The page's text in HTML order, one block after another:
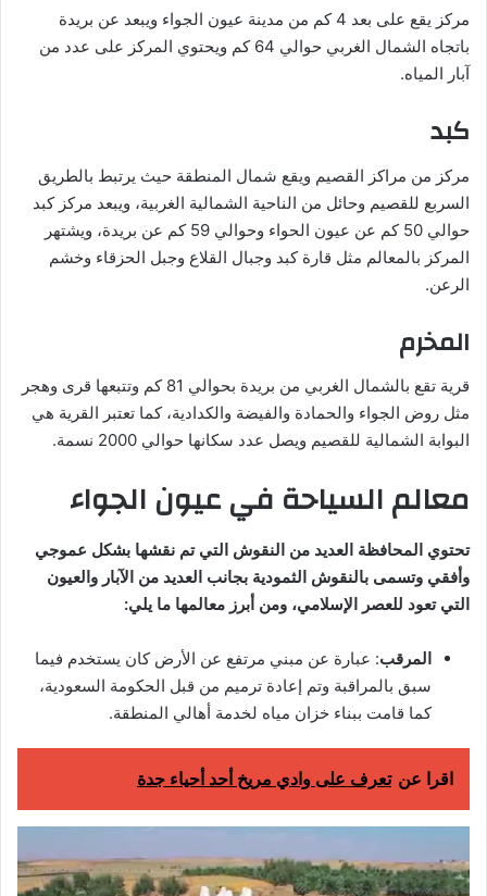
مركز يقع على بعد 4 كم من مدينة عيون الجواء ويبعد عن بريدة
باتجاه الشمال الغربي حوالي 64 كم ويحتوي المركز على عدد من
آبار المياه.
كبد
مركز من مراكز القصيم ويقع شمال المنطقة حيث يرتبط بالطريق
السربع للقصيم وحائل من الناحية الشمالية الغربية، ويبعد مركز كبد
حوالي 50 كم عن عيون الحواء وحوالي 59 كم عن بريدة، ويشتهر
المركز بالمعالم مثل قارة كبد وجبال القلاع وجبل الحزقاء وخشم
الرعن.
المخرم
قرية تقع بالشمال الغربي من بريدة بحوالي 81 كم وتتبعها قرى وهجر
مثل روض الجواء والحمادة والفيضة والكدادية، كما تعتبر القرية هي
البوابة الشمالية للقصيم ويصل عدد سكانها حوالي 2000 نسمة.
معالم السياحة في عيون الجواء
تحتوي المحافظة العديد من النقوش التي تم نقشها بشكل عموجي
وأفقي وتسمى بالنقوش الثمودية بجانب العديد من الآبار والعيون
التي تعود للعصر الإسلامي، ومن أبرز معالمها ما يلي:
المرقب: عبارة عن مبني مرتفع عن الأرض كان يستخدم فيما
سبق بالمراقبة وتم إعادة ترميم من قبل الحكومة السعودية،
كما قامت ببناء خزان مياه لخدمة أهالي المنطقة.
اقرا عن تعرف على وادي مريخ أحد أحياء جدة